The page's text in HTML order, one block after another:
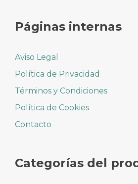
Páginas internas
Aviso Legal
Política de Privacidad
Términos y Condiciones
Política de Cookies
Contacto
Categorías del